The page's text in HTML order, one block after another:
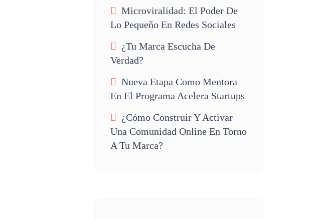
Microviralidad: El Poder De
Lo Pequeño En Redes Sociales
¿Tu Marca Escucha De
Verdad?
Nueva Etapa Como Mentora
En El Programa Acelera Startups
¿Cómo Construir Y Activar
Una Comunidad Online En Torno
A Tu Marca?